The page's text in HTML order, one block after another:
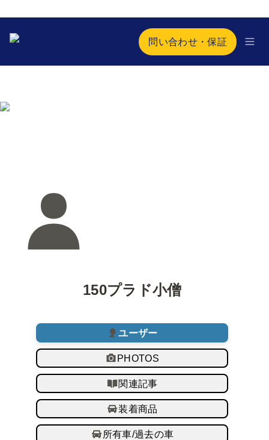
問い合わせ・保証
150プラド小僧
ユーザー
PHOTOS
関連記事
装着商品
所有車/過去の車